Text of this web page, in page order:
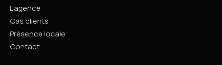
L’agence
Cas clients
Présence locale
Contact